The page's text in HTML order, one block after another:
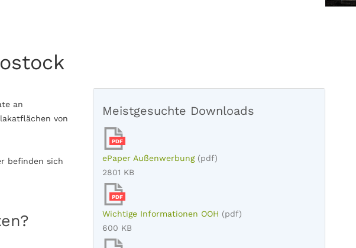
an
von
befinden sich
Meistgesuchte Downloads
PDF
ePaper Außenwerbung (pdf)
2801 KB
PDF
Wichtige Informationen OOH (pdf)
600 KB